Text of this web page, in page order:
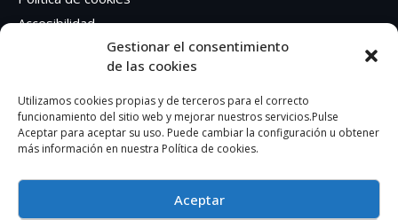
Gestionar el consentimiento
de las cookies
Utilizamos cookies propias y de terceros para el correcto
funcionamiento del sitio web y mejorar nuestros servicios.Pulse
Aceptar para aceptar su uso. Puede cambiar la configuración u obtener
más información en nuestra Política de cookies.
Aceptar
Accesibilidad
Síguenos en Redes sociales
Facebook
Instagram